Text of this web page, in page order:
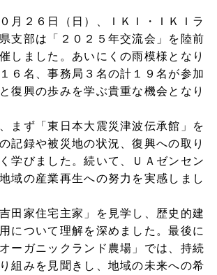
月２６日（日）、ＩＫＩ・ＩＫＩラ
支部は「２０２５年交流会」を陸前
しました。あいにくの雨模様となり
６名、事務局３名の計１９名が参加
復興の歩みを学ぶ貴重な機会となり
まず「東日本大震災津波伝承館」を
記録や被災地の状況、復興への取り
学びました。続いて、ＵＡゼンセン
域の産業再生への努力を実感しまし
田家住宅主家」を見学し、歴史的建
について理解を深めました。最後に
ーガニックランド農場」では、持続
組みを見聞きし、地域の未来への希